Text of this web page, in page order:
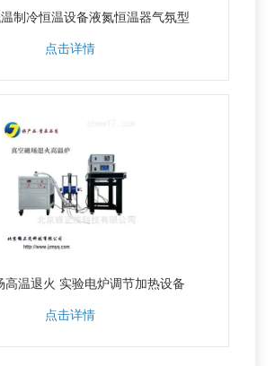
制冷恒温设备液氮恒温器气氛型
点击详情
高温退火 实验电炉调节加热设备
点击详情